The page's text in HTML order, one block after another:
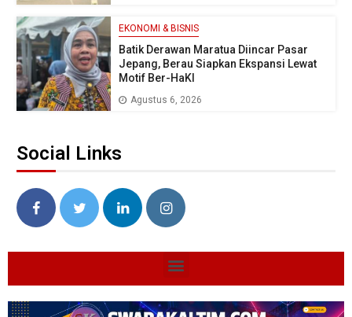
EKONOMI & BISNIS
Batik Derawan Maratua Diincar Pasar
Jepang, Berau Siapkan Ekspansi Lewat
Motif Ber-HaKI
Agustus 6, 2026
Social Links